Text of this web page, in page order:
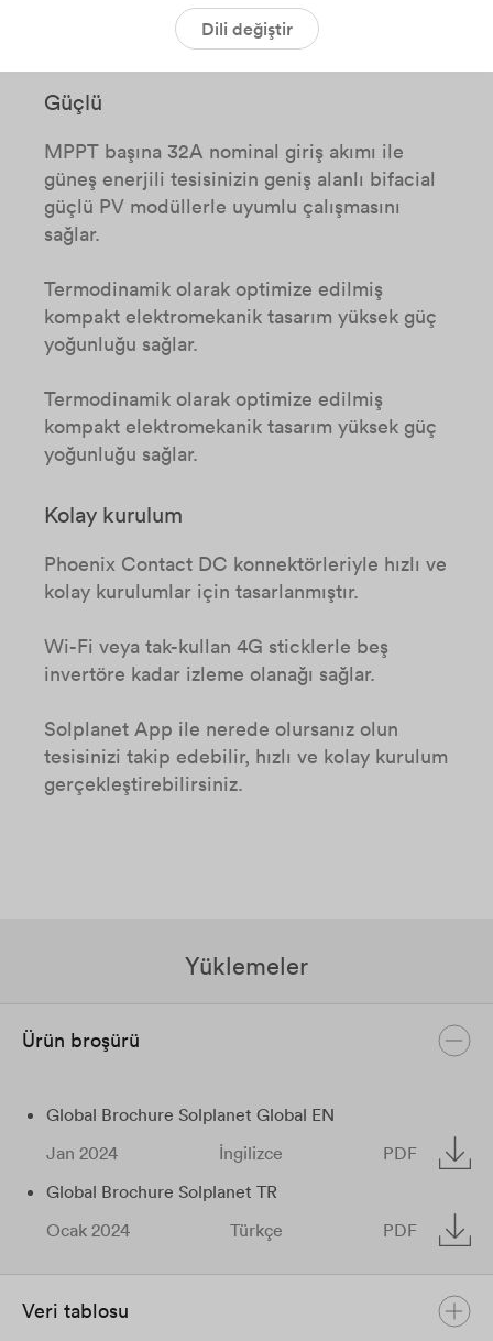
uygun olarak IP66 koruma sınıfı ile zorlu
çevre koşullarına dayanıklıdır.
Güçlü
MPPT başına 32A nominal giriş akımı ile
güneş enerjili tesisinizin geniş alanlı bifacial
güçlü PV modüllerle uyumlu çalışmasını
sağlar.
Termodinamik olarak optimize edilmiş
kompakt elektromekanik tasarım yüksek güç
yoğunluğu sağlar.
Termodinamik olarak optimize edilmiş
kompakt elektromekanik tasarım yüksek güç
yoğunluğu sağlar.
Kolay kurulum
Phoenix Contact DC konnektörleriyle hızlı ve
kolay kurulumlar için tasarlanmıştır.
Wi-Fi veya tak-kullan 4G sticklerle beş
invertöre kadar izleme olanağı sağlar.
Solplanet App ile nerede olursanız olun
tesisinizi takip edebilir, hızlı ve kolay kurulum
gerçekleştirebilirsiniz.
Yüklemeler
Ürün broşürü
Global Brochure Solplanet Global EN
Jan 2024
İngilizce
PDF
Global Brochure Solplanet TR
Ocak 2024
Türkçe PDF
Veri tablosu
Dili değiştir